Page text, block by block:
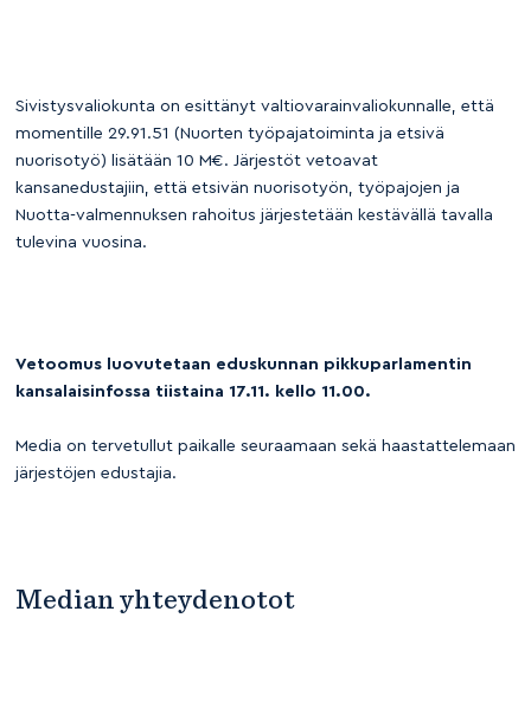
Sivistysvaliokunta on esittänyt valtiovarainvaliokunnalle, että
momentille 29.91.51 (Nuorten työpajatoiminta ja etsivä
nuorisotyö) lisätään 10 M€. Järjestöt vetoavat
kansanedustajiin, että etsivän nuorisotyön, työpajojen ja
Nuotta-valmennuksen rahoitus järjestetään kestävällä tavalla
tulevina vuosina.
Vetoomus luovutetaan eduskunnan pikkuparlamentin
kansalaisinfossa tiistaina 17.11. kello 11.00.
Media on tervetullut paikalle seuraamaan sekä haastattelemaan
järjestöjen edustajia.
Median yhteydenotot